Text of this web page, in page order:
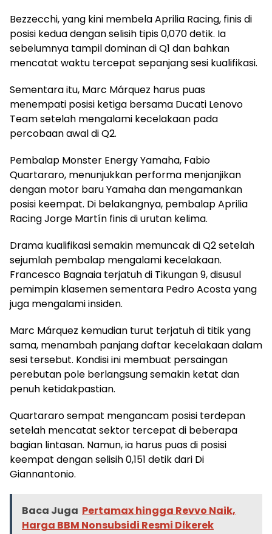
Bezzecchi, yang kini membela Aprilia Racing, finis di
posisi kedua dengan selisih tipis 0,070 detik. Ia
sebelumnya tampil dominan di Q1 dan bahkan
mencatat waktu tercepat sepanjang sesi kualifikasi.
Sementara itu, Marc Márquez harus puas
menempati posisi ketiga bersama Ducati Lenovo
Team setelah mengalami kecelakaan pada
percobaan awal di Q2.
Pembalap Monster Energy Yamaha, Fabio
Quartararo, menunjukkan performa menjanjikan
dengan motor baru Yamaha dan mengamankan
posisi keempat. Di belakangnya, pembalap Aprilia
Racing Jorge Martín finis di urutan kelima.
Drama kualifikasi semakin memuncak di Q2 setelah
sejumlah pembalap mengalami kecelakaan.
Francesco Bagnaia terjatuh di Tikungan 9, disusul
pemimpin klasemen sementara Pedro Acosta yang
juga mengalami insiden.
Marc Márquez kemudian turut terjatuh di titik yang
sama, menambah panjang daftar kecelakaan dalam
sesi tersebut. Kondisi ini membuat persaingan
perebutan pole berlangsung semakin ketat dan
penuh ketidakpastian.
Quartararo sempat mengancam posisi terdepan
setelah mencatat sektor tercepat di beberapa
bagian lintasan. Namun, ia harus puas di posisi
keempat dengan selisih 0,151 detik dari Di
Giannantonio.
Baca Juga Pertamax hingga Revvo Naik,
Harga BBM Nonsubsidi Resmi Dikerek